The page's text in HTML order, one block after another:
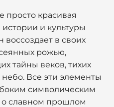
просто красивая
и культуры
воссоздает в своих
рожью,
тайны веков, тихих
Все эти элементы
символическим
славном прошлом